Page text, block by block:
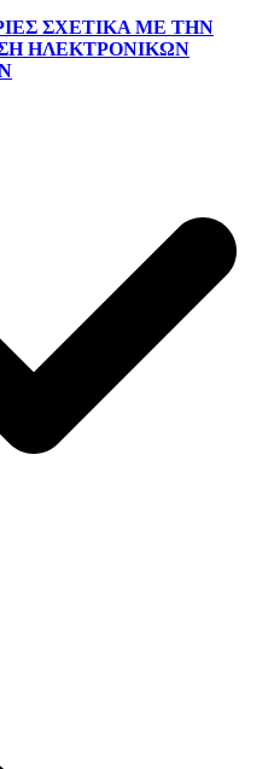
ΣΧΕΤΙΚΆ ΜΕ ΤΗΝ
ΗΛΕΚΤΡΟΝΙΚΏΝ